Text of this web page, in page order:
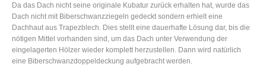
Da das Dach nicht seine originale Kubatur zurück erhalten hat, wurde das
Dach nicht mit Biberschwanzziegeln gedeckt sondern erhielt eine
Dachhaut aus Trapezblech. Dies stellt eine dauerhafte Lösung dar, bis die
nötigen Mittel vorhanden sind, um das Dach unter Verwendung der
eingelagerten Hölzer wieder komplett herzustellen. Dann wird natürlich
eine Biberschwanzdoppeldeckung aufgebracht werden.